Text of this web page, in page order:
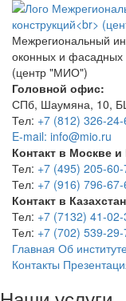
Межрегиональный
оконных и фасадных
(центр "МИО")
Головной офис:
СПб, Шаумяна, 10,
Тел: +7 (812) 326-24-
E-mail: info@mio.ru
Контакт в Москве
Тел: +7 (495) 205-60-
Тел: +7 (916) 796-
Контакт в
Тел: +7 (7132) 41-
Тел: +7 (702) 539-29-
Главная Об
Контакты